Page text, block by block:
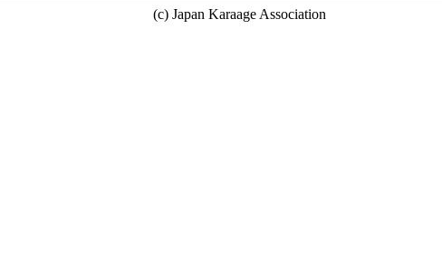
(c) Japan Karaage Association